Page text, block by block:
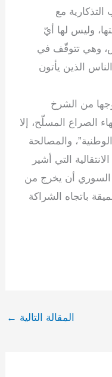
مع
وليس لها أيّ
وهي تتوقّف في
الذين يأتون
من الشرخ
الصراع المسلّح، إلا
والمصالحة
التي أشير
السوري أن يخرج من
باتجاه الشراكة
المقالة التالية ←